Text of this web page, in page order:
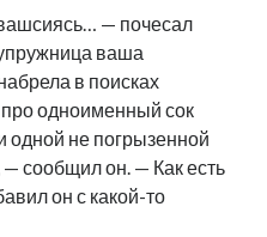
— почесал
ваша
в поисках
одноименный сок
не погрызенной
— сообщил он. — Как есть
он с какой-то